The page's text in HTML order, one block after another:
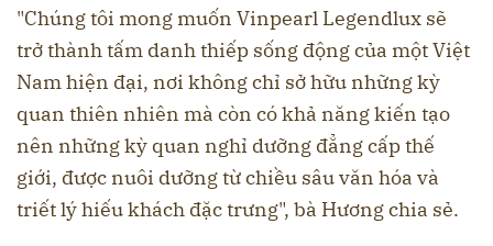
"Chúng tôi mong muốn Vinpearl Legendlux sẽ
trở thành tấm danh thiếp sống động của một Việt
Nam hiện đại, nơi không chỉ sở hữu những kỳ
quan thiên nhiên mà còn có khả năng kiến tạo
nên những kỳ quan nghỉ dưỡng đẳng cấp thế
giới, được nuôi dưỡng từ chiều sâu văn hóa và
triết lý hiếu khách đặc trưng", bà Hương chia sẻ.